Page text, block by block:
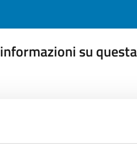
su questa
valutare la chiarezza delle